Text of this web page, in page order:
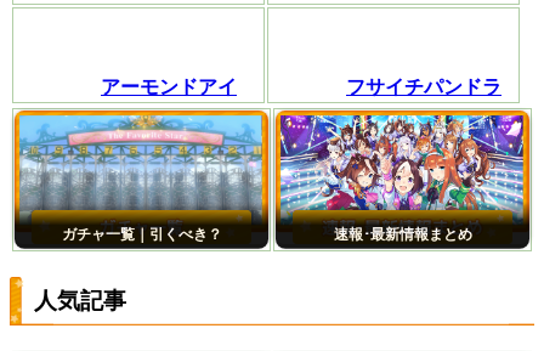
アーモンドアイ フサイチパンドラ
ガチャ一覧｜引くべき？ 速報･最新情報まとめ
人気記事